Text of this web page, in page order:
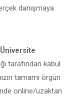
danışmaya
tarafından kabul
tamamı örgün
online/uzaktan